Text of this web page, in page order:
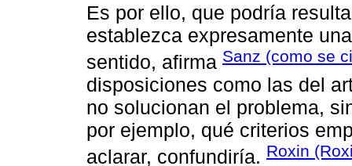
Es por ello, que podría
establezca expresamente
sentido, afirma Sanz (como se
disposiciones como las del
no solucionan el problema,
por ejemplo, qué criterios
aclarar, confundiría. Roxin